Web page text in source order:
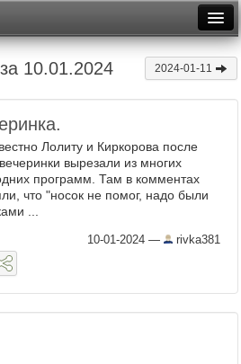
Месяц
Рейтинги
Архив
Видеотоп
10.01.2024 2024-01-11
Лолиту и Киркорова после
вырезали из многих
программ. Там в комментах
что "носок не помог, надо были
...
10-01-2024 — rivka381